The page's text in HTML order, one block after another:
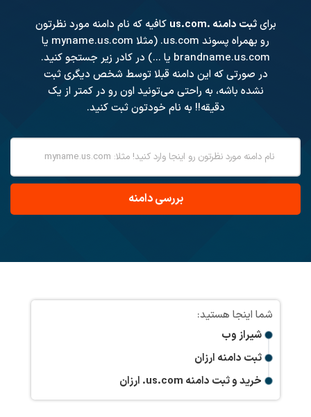
برایثبت دامنه .us.com
کافیه که نام دامنه مورد نظرتون
رو بهمراه پسوند .us.com
(مثلا myname.us.com یا
brandname.us.com یا ...) در کادر زیر جستجو کنید.
در صورتی که این دامنه قبلا توسط شخص دیگری ثبت
نشده باشه، به راحتی می‌تونید اون رو در کمتر از یک
دقیقه!! به نام خودتون ثبت کنید.
شیراز وب
ثبت دامنه ارزان
خرید و ثبت دامنه .us.com ارزان